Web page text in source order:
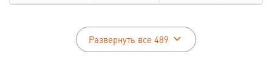
Развернуть все 489